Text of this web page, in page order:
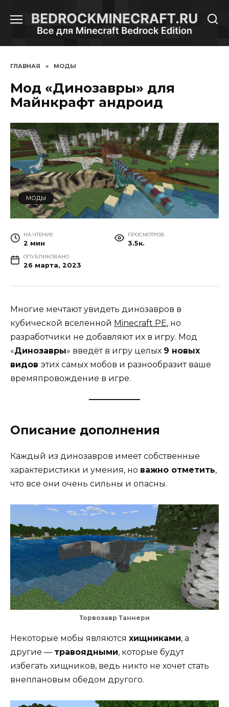
содержанию
ГЛАВНАЯ » МОДЫ
Мод «Динозавры» для
Майнкрафт андроид
МОДЫ
НА ЧТЕНИЕ
2 мин
ПРОСМОТРОВ
3.5к.
ОПУБЛИКОВАНО
26 марта, 2023
Многие мечтают увидеть динозавров в
кубической вселенной Minecraft PE, но
разработчики не добавляют их в игру. Мод
«Динозавры» введёт в игру целых 9 новых
видов этих самых мобов и разнообразит ваше
времяпровождение в игре.
Описание дополнения
Каждый из динозавров имеет собственные
характеристики и умения, но важно отметить,
что все они очень сильны и опасны.
Торвозавр Таннери
Некоторые мобы являются хищниками, а
другие — травоядными, которые будут
избегать хищников, ведь никто не хочет стать
внеплановым обедом другого.